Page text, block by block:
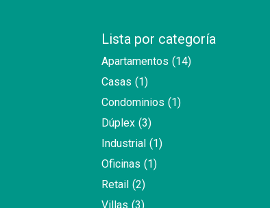
Lista por categoría
Apartamentos (14)
Casas (1)
Condominios (1)
Dúplex (3)
Industrial (1)
Oficinas (1)
Retail (2)
Villas (3)